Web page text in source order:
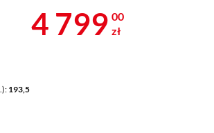
193,5
Cena 4 799 zł
4 799 00
zł